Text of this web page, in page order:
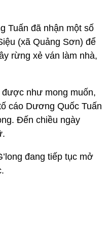
Tuấn đã nhận một số
(xã Quảng Sơn) để
rừng xẻ ván làm nhà,
như mong muốn,
cáo Dương Quốc Tuấn
Đến chiều ngày
đang tiếp tục mở